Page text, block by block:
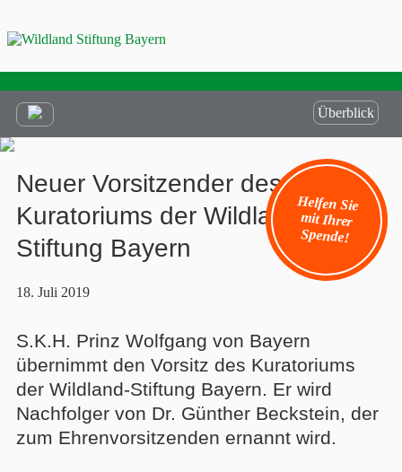
Helfen Sie
mit Ihrer
Spende!
Überblick
Neuer Vorsitzender des
Kuratoriums der Wildland-
Stiftung Bayern
18. Juli 2019
S.K.H. Prinz Wolfgang von Bayern
übernimmt den Vorsitz des Kuratoriums
der Wildland-Stiftung Bayern. Er wird
Nachfolger von Dr. Günther Beckstein, der
zum Ehrenvorsitzenden ernannt wird.